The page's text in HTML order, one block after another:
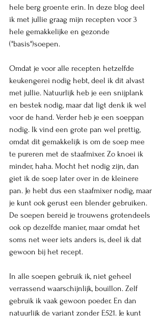
hele berg groente erin. In deze blog deel
ik met jullie graag mijn recepten voor 3
hele gemakkelijke en gezonde
("basis")soepen.
Omdat je voor alle recepten hetzelfde
keukengerei nodig hebt, deel ik dit alvast
met jullie. Natuurlijk heb je een snijplank
en bestek nodig, maar dat ligt denk ik wel
voor de hand. Verder heb je een soeppan
nodig. Ik vind een grote pan wel prettig,
omdat dit gemakkelijk is om de soep mee
te pureren met de staafmixer. Zo knoei ik
minder, haha. Mocht het nodig zijn, dan
giet ik de soep later over in de kleinere
pan. Je hebt dus een staafmixer nodig, maar
je kunt ook gerust een blender gebruiken.
De soepen bereid je trouwens grotendeels
ook op dezelfde manier, maar omdat het
soms net weer iets anders is, deel ik dat
gewoon bij het recept.
In alle soepen gebruik ik, niet geheel
verrassend waarschijnlijk, bouillon. Zelf
gebruik ik vaak gewoon poeder. En dan
natuurlijk de variant zonder E521. Je kunt